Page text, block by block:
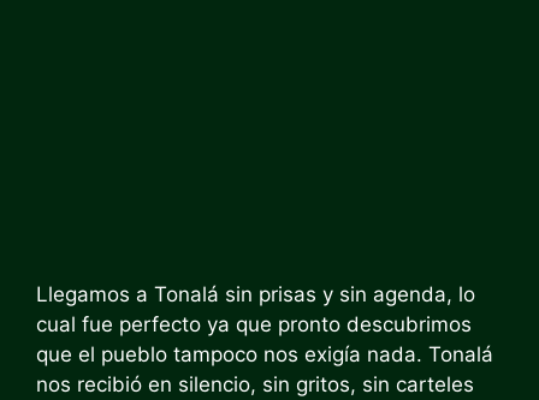
Llegamos a Tonalá sin prisas y sin agenda, lo
cual fue perfecto ya que pronto descubrimos
que el pueblo tampoco nos exigía nada. Tonalá
nos recibió en silencio, sin gritos, sin carteles